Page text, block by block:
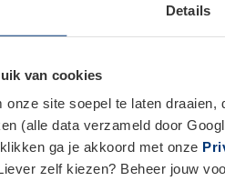
Details
van cookies
onze site soepel te laten
(alle data verzameld door
ga je akkoord met onze
zelf kiezen? Beheer jouw
jou in de buurt, of neem